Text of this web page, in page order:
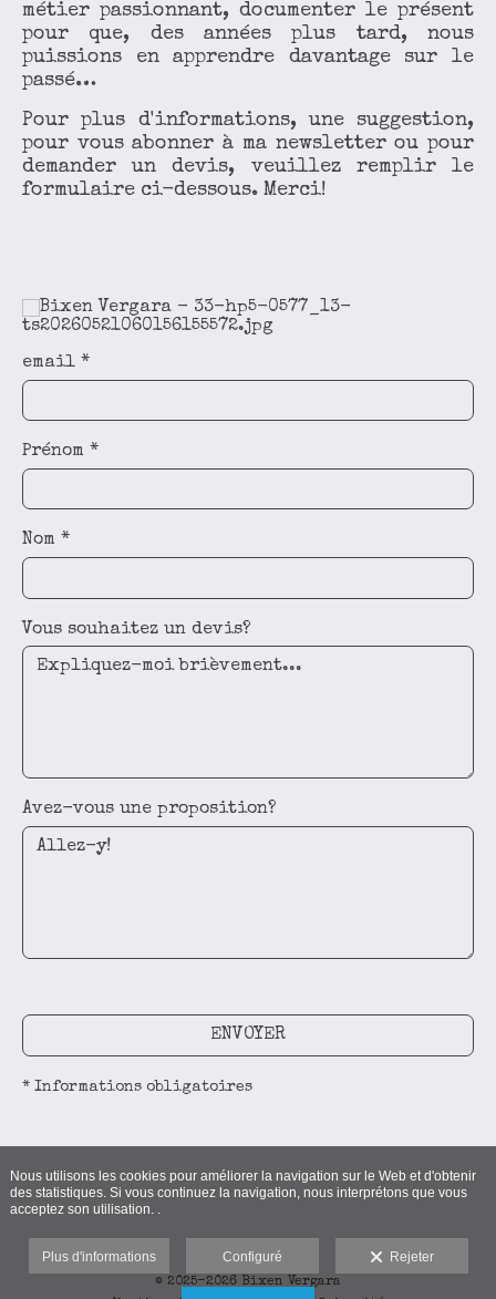
métier passionnant, documenter le présent
pour que, des années plus tard, nous
puissions en apprendre davantage sur le
passé…
Pour plus d'informations, une suggestion,
pour vous abonner à ma newsletter ou pour
demander un devis, veuillez remplir le
formulaire ci-dessous. Merci!
email *
Prénom *
Nom *
Vous souhaitez un devis?
Avez-vous une proposition?
ENVOYER
* Informations obligatoires
© 2025-2026 Bixen Vergara
Nous utilisons les cookies pour améliorer la navigation sur le Web et d'obtenir
des statistiques. Si vous continuez la navigation, nous interprétons que vous
acceptez son utilisation. .
Plus d'informations Configuré Rejeter